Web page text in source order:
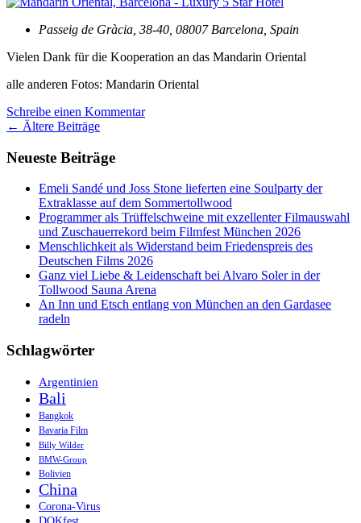
Passeig de Gràcia, 38-40, 08007 Barcelona, Spain
Vielen Dank für die Kooperation an das Mandarin Oriental
alle anderen Fotos: Mandarin Oriental
Schreibe einen Kommentar
Beitrags-
Navigation
← Ältere Beiträge
Neueste Beiträge
Emeli Sandé und Joss Stone lieferten eine Soulparty der
Extraklasse auf dem Sommertollwood
Programmer als Trüffelschweine mit exzellenter Filmauswahl
und Zuschauerrekord beim Filmfest München 2026
Menschlichkeit als Widerstand beim Friedenspreis des
Deutschen Films 2026
Ganz viel Liebe & Leidenschaft bei Alvaro Soler in der
Tollwood Sauna Arena
An Inn und Etsch entlang von München an den Gardasee
radeln
Schlagwörter
Argentinien
Bali
Bangkok
Bavaria Film
Billy Wilder
BMW-Group
Bolivien
China
Corona-Virus